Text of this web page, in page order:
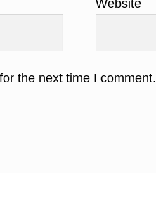
Website
the next time I comment.